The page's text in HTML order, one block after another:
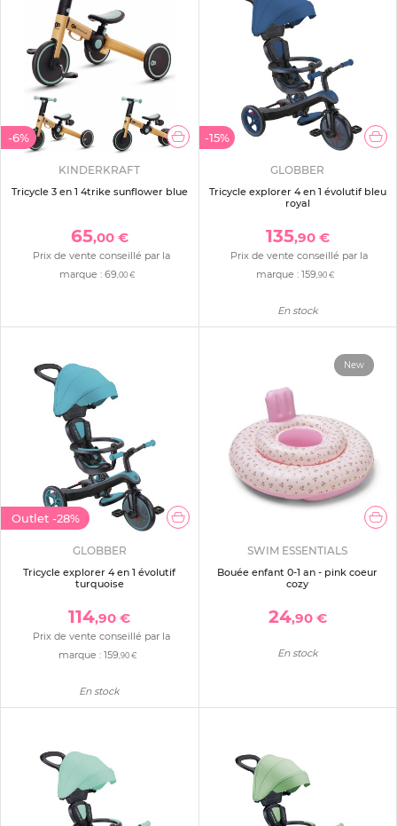
-6%
KINDERKRAFT
Tricycle 3 en 1 4trike sunflower blue
65,00 €
Prix de vente conseillé par la
marque :69,00 €
-15%
GLOBBER
Tricycle explorer 4 en 1 évolutif bleu
royal
135,90 €
Prix de vente conseillé par la
marque :159,90 €
En stock
Outlet -28%
GLOBBER
Tricycle explorer 4 en 1 évolutif
turquoise
114,90 €
Prix de vente conseillé par la
marque : 159,90 €
En stock
New
SWIM ESSENTIALS
Bouée enfant 0-1 an - pink coeur
cozy
24,90 €
En stock